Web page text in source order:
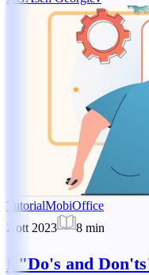
TutorialMobiOffice
2 ott 2023
8 min
I "Do's and